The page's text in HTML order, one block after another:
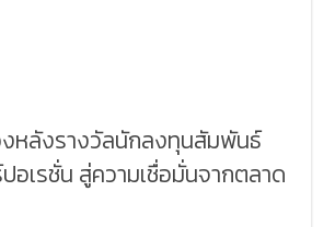
หลังรางวัลนักลงทุนสัมพันธ์
อเรชั่น สู่ความเชื่อมั่นจากตลาด